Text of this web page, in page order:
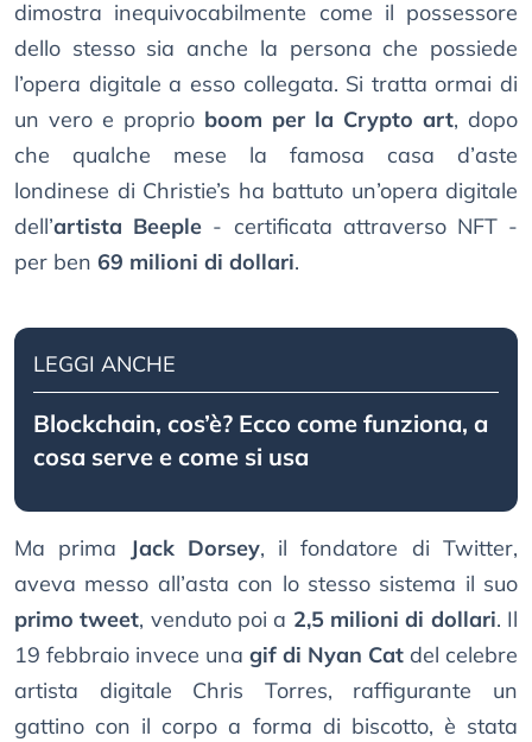
dimostra inequivocabilmente come il possessore
dello stesso sia anche la persona che possiede
l’opera digitale a esso collegata. Si tratta ormai di
un vero e proprio boom per la Crypto art, dopo
che qualche mese la famosa casa d’aste
londinese di Christie’s ha battuto un’opera digitale
dell’artista Beeple - certificata attraverso NFT -
per ben 69 milioni di dollari.
LEGGI ANCHE
Blockchain, cos’è? Ecco come funziona, a
cosa serve e come si usa
Ma prima Jack Dorsey, il fondatore di Twitter,
aveva messo all’asta con lo stesso sistema il suo
primo tweet, venduto poi a 2,5 milioni di dollari. Il
19 febbraio invece una gif di Nyan Cat del celebre
artista digitale Chris Torres, raffigurante un
gattino con il corpo a forma di biscotto, è stata